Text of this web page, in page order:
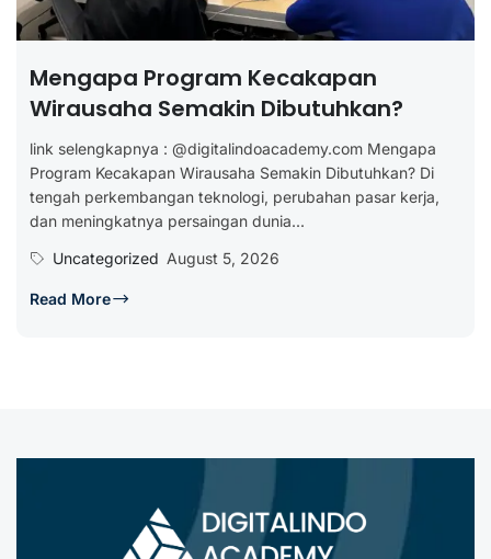
Mengapa Program Kecakapan
Wirausaha Semakin Dibutuhkan?
link selengkapnya : @digitalindoacademy.com Mengapa
Program Kecakapan Wirausaha Semakin Dibutuhkan? Di
tengah perkembangan teknologi, perubahan pasar kerja,
dan meningkatnya persaingan dunia...
Uncategorized August 5, 2026
Read More